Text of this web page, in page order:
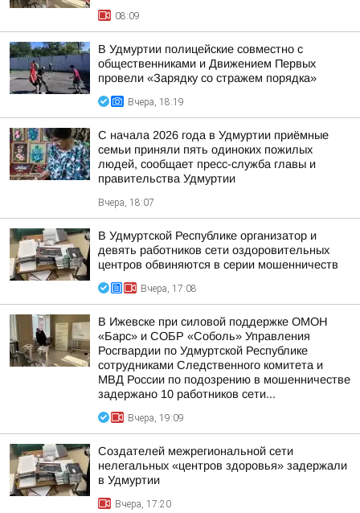
08:09
В Удмуртии полицейские совместно с
общественниками и Движением Первых
провели «Зарядку со стражем порядка»
Вчера, 18:19
С начала 2026 года в Удмуртии приёмные
семьи приняли пять одиноких пожилых
людей, сообщает пресс-служба главы и
правительства Удмуртии
Вчера, 18:07
В Удмуртской Республике организатор и
девять работников сети оздоровительных
центров обвиняются в серии мошенничеств
Вчера, 17:08
В Ижевске при силовой поддержке ОМОН
«Барс» и СОБР «Соболь» Управления
Росгвардии по Удмуртской Республике
сотрудниками Следственного комитета и
МВД России по подозрению в мошенничестве
задержано 10 работников сети...
Вчера, 19:09
Создателей межрегиональной сети
нелегальных «центров здоровья» задержали
в Удмуртии
Вчера, 17:20